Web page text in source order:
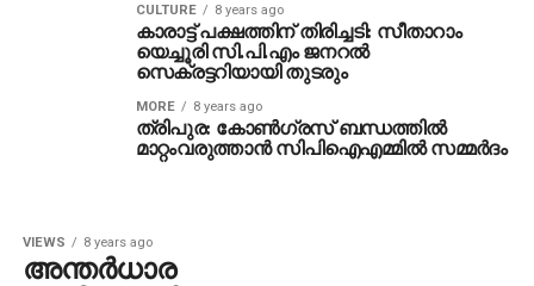
CULTURE 8 years ago
കാരാട്ട് പക്ഷത്തിന് തിരിച്ചടി: സീതാറാം
യെച്ചൂരി സി.പി.എം ജനറല്‍
സെക്രട്ടറിയായി തുടരും
MORE 8 years ago
ത്രിപുര: കോണ്‍ഗ്രസ്‌ ബന്ധത്തില്‍
മാറ്റംവരുത്താന്‍ സിപിഐഎമ്മില്‍ സമ്മര്‍ദം
VIEWS 8 years ago
അന്തര്‍ധാര